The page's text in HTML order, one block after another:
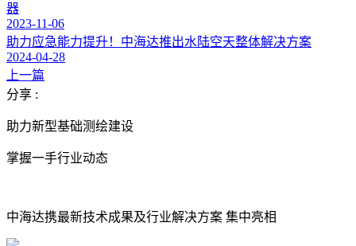
器
2023-11-06
助力应急能力提升！中海达推出水陆空天整体解决方案
2024-04-28
上一篇
分享 :
助力新型基础测绘建设
掌握一手行业动态
中海达携最新技术成果及行业解决方案 集中亮相